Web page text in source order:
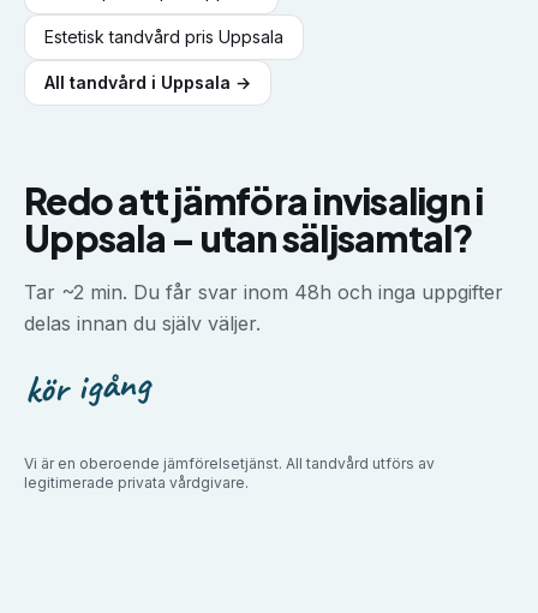
Estetisk tandvård pris Uppsala
All tandvård i Uppsala →
Redo att jämförainvisaligni
Uppsala– utan säljsamtal?
Tar ~2 min. Du får svar inom 48h och inga uppgifter
delas innan du själv väljer.
kör igång
Vi är en oberoende jämförelsetjänst. All tandvård utförs av
legitimerade privata vårdgivare.